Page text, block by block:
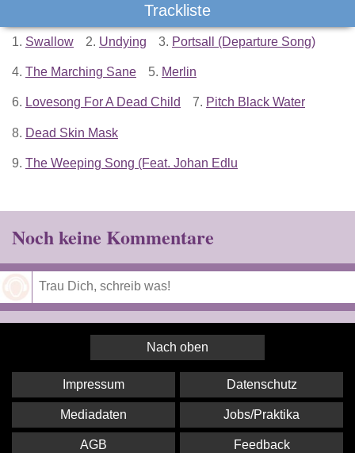
Trackliste
1. Swallow 2. Undying 3. Portsall (Departure Song)
4. The Marching Sane 5. Merlin
6. Lovesong For A Dead Child 7. Pitch Black Water
8. Dead Skin Mask
9. The Weeping Song (Feat. Johan Edlu
Noch keine Kommentare
Nach oben
Impressum Datenschutz
Mediadaten Jobs/Praktika
AGB Feedback